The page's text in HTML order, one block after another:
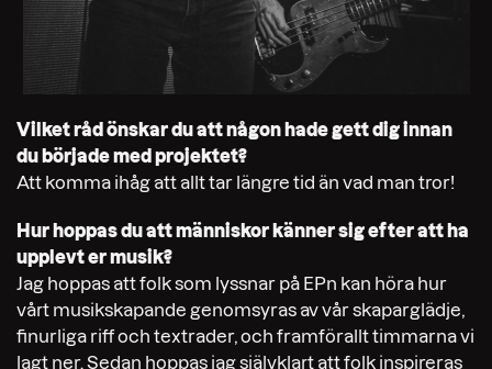
Vilket råd önskar du att någon hade gett dig innan
du började med projektet?
Att komma ihåg att allt tar längre tid än vad man tror!
Hur hoppas du att människor känner sig efter att ha
upplevt er musik?
Jag hoppas att folk som lyssnar på EPn kan höra hur
vårt musikskapande genomsyras av vår skaparglädje,
finurliga riff och textrader, och framförallt timmarna vi
lagt ner. Sedan hoppas jag självklart att folk inspireras